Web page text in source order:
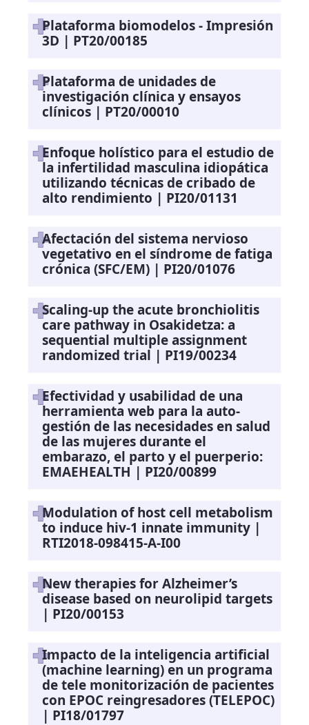
Plataforma biomodelos - Impresión
3D | PT20/00185
Plataforma de unidades de
investigación clínica y ensayos
clínicos | PT20/00010
Enfoque holístico para el estudio de
la infertilidad masculina idiopática
utilizando técnicas de cribado de
alto rendimiento | PI20/01131
Afectación del sistema nervioso
vegetativo en el síndrome de fatiga
crónica (SFC/EM) | PI20/01076
Scaling-up the acute bronchiolitis
care pathway in Osakidetza: a
sequential multiple assignment
randomized trial | PI19/00234
Efectividad y usabilidad de una
herramienta web para la auto-
gestión de las necesidades en salud
de las mujeres durante el
embarazo, el parto y el puerperio:
EMAEHEALTH | PI20/00899
Modulation of host cell metabolism
to induce hiv-1 innate immunity |
RTI2018-098415-A-I00
New therapies for Alzheimer’s
disease based on neurolipid targets
| PI20/00153
Impacto de la inteligencia artificial
(machine learning) en un programa
de tele monitorización de pacientes
con EPOC reingresadores (TELEPOC)
| PI18/01797